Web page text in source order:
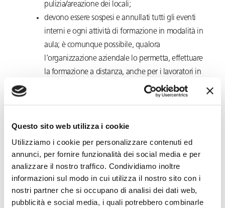
Questo sito web utilizza i cookie
Utilizziamo i cookie per personalizzare contenuti ed
annunci, per fornire funzionalità dei social media e per
analizzare il nostro traffico. Condividiamo inoltre
informazioni sul modo in cui utilizza il nostro sito con i
nostri partner che si occupano di analisi dei dati web,
pubblicità e social media, i quali potrebbero combinarle
pulizia/areazione dei locali;
devono essere sospesi e annullati tutti gli eventi
interni e ogni attività di formazione in modalità in
aula; è comunque possibile, qualora
l’organizzazione aziendale lo permetta, effettuare
la formazione a distanza, anche per i lavoratori in
È essenziale evitare assembramenti anche negli
rientrare a casa, con particolare riferimento
all’utilizzo del trasporto pubblico. Per tale motivo
andrebbero incentivate forme di trasporto verso il
luogo di lavoro con adeguato distanziamento fra i
viaggiatori, favorendo l’uso del mezzo privato o di
navette.